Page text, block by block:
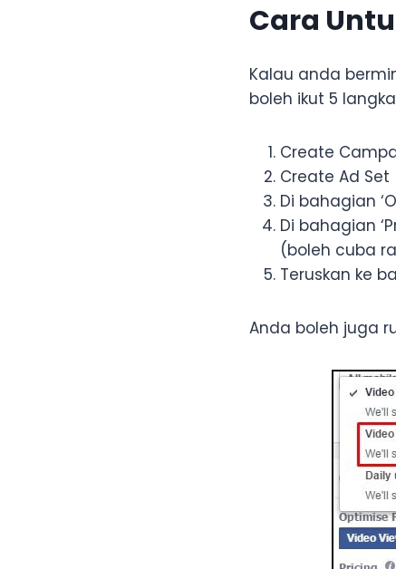
Cara
Kalau anda
boleh ikut 5
Create
Create Ad Set
Di bahagian
Di bahagian
(boleh cuba
Teruskan ke
Anda boleh juga